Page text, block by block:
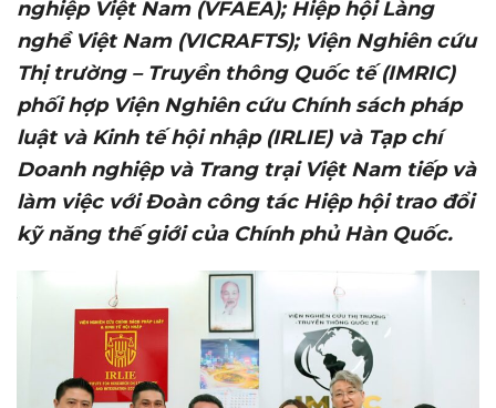
nghiệp Việt Nam (VFAEA); Hiệp hội Làng
nghề Việt Nam (VICRAFTS); Viện Nghiêncứu
Thị trường – Truyền thông Quốc tế(IMRIC)
phối hợp ViệnNghiên cứu Chính sách pháp
luật và Kinh tế hội nhập (IRLIE) và Tạp chí
Doanh nghiệp và Trang trại Việt Nam tiếp và
làm việc với Đoàn công tác Hiệp hội trao đổi
kỹ năng thế giới của Chính phủ Hàn Quốc.